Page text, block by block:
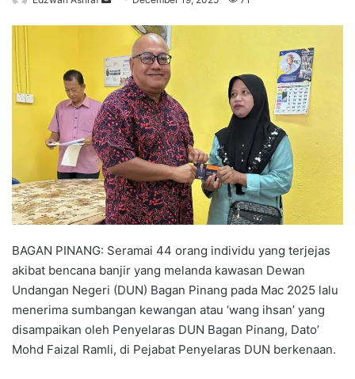
d
a
n
e
m
a
i
l
BAGAN PINANG: Seramai 44 orang individu yang terjejas
akibat bencana banjir yang melanda kawasan Dewan
Undangan Negeri (DUN) Bagan Pinang pada Mac 2025 lalu
menerima sumbangan kewangan atau ‘wang ihsan’ yang
disampaikan oleh Penyelaras DUN Bagan Pinang, Dato’
Mohd Faizal Ramli, di Pejabat Penyelaras DUN berkenaan.